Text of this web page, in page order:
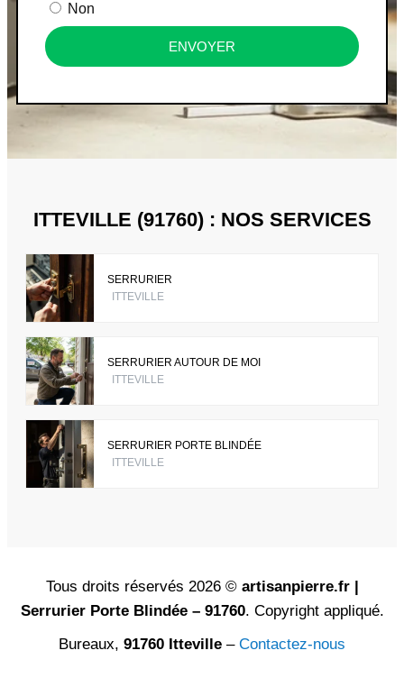
Non
ENVOYER
ITTEVILLE (91760) : NOS SERVICES
SERRURIER
ITTEVILLE
SERRURIER AUTOUR DE MOI
ITTEVILLE
SERRURIER PORTE BLINDÉE
ITTEVILLE
Tous droits réservés 2026 © artisanpierre.fr |
Serrurier Porte Blindée – 91760. Copyright appliqué.
Bureaux, 91760 Itteville – Contactez-nous